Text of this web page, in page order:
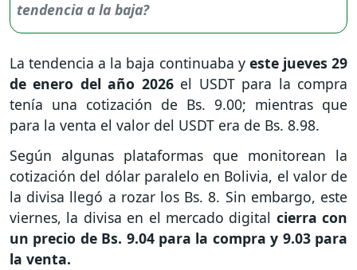
La tendencia a la baja continuaba y este jueves 29
de enero del año 2026el USDT para la compra
tenía una cotización de Bs. 9.00; mientras que
para la venta el valor del USDT era de Bs. 8.98.
Según algunas plataformas que monitorean la
cotización del dólar paralelo en Bolivia, el valor de
la divisa llegó a rozar los Bs. 8. Sin embargo, este
viernes, la divisa en el mercado digital cierra con
un precio de Bs. 9.04 para la compra y 9.03 para
la venta.